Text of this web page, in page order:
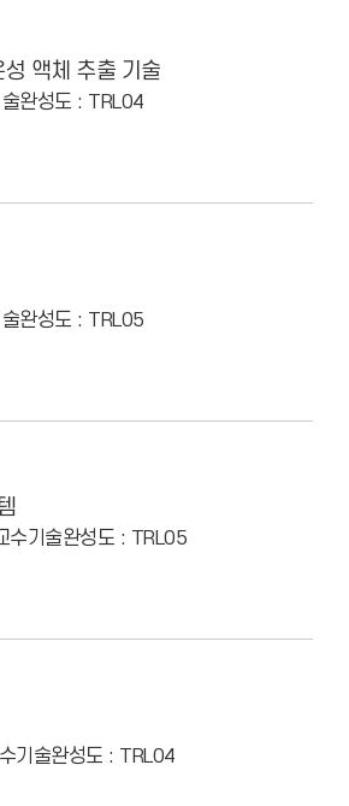
액체 추출 기술
술완성도 : TRL04
술완성도 : TRL05
수기술완성도 : TRL05
기술완성도 : TRL04